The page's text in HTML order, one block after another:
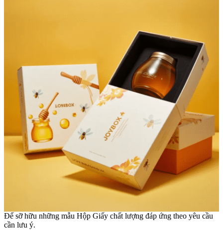
Để sỡ hữu những mẫu Hộp Giấy chất lượng đáp ứng theo yêu cầu
cần lưu ý.